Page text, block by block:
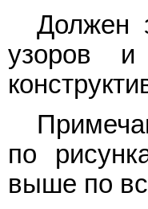
Должен
узоров
по
выше по